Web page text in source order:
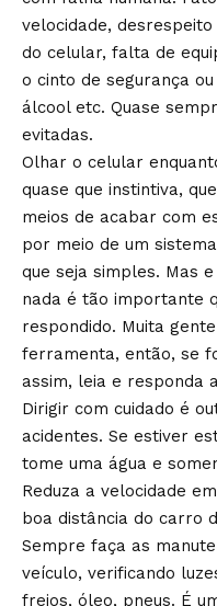
velocidade,
do celular, falta de
o cinto de segurança
álcool etc. Quase
evitadas.
Olhar o celular
quase que instintiva,
meios de acabar com
por meio de um
que seja simples. Mas
nada é tão importante
respondido. Muita
ferramenta, então, se
assim, leia e responda
Dirigir com cuidado é
acidentes. Se estiver
tome uma água e
Reduza a velocidade
boa distância do carro
Sempre faça as
veículo, verificando
freios, óleo, pneus. É